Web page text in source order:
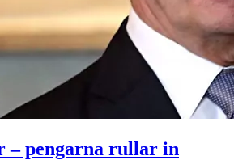
– pengarna rullar in